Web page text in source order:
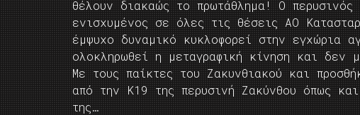
θέλουν διακαώς το πρωτάθλημα! Ο
ενισχυμένος σε όλες τις θέσεις ΑΟ
έμψυχο δυναμικό κυκλοφορεί στην εγχώρια
ολοκληρωθεί η μεταγραφική κίνηση και δεν
Με τους παίκτες του Ζακυνθιακού και
από την Κ19 της περυσινή Ζακύνθου όπως
της…